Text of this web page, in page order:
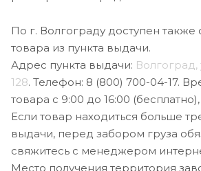
По г. Волгограду доступен
товара из пункта выдачи.
Адрес пункта выдачи: Волгоград,
128. Телефон: 8 (800) 700-04-17.
товара с 9:00 до 16:00
Если товар находиться больше
выдачи, перед забором груза
свяжитесь с менеджером
Место получения территория